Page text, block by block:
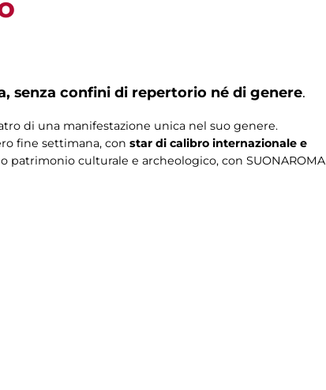
senza confini di repertorio né di genere.
di una manifestazione unica nel suo genere.
fine settimana, con star di calibro internazionale e
culturale e archeologico, con SUONAROMA